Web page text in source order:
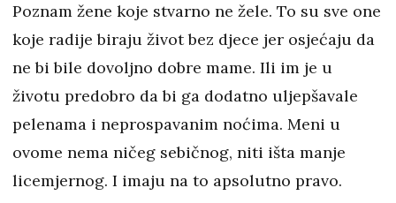
Poznam žene koje stvarno ne žele. To su sve one
koje radije biraju život bez djece jer osjećaju da
ne bi bile dovoljno dobre mame. Ili im je u
životu predobro da bi ga dodatno uljepšavale
pelenama i neprospavanim noćima. Meni u
ovome nema ničeg sebičnog, niti išta manje
licemjernog. I imaju na to apsolutno pravo.